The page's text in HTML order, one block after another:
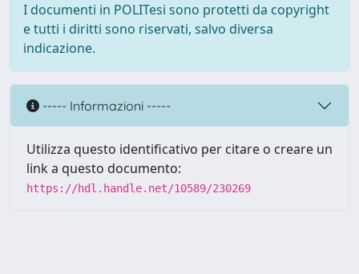
I documenti in POLITesi sono protetti da copyright
e tutti i diritti sono riservati, salvo diversa
indicazione.
----- Informazioni -----
Utilizza questo identificativo per citare o creare un
link a questo documento:
https://hdl.handle.net/10589/230269